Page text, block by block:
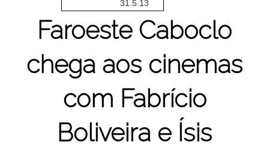
31.5.13
Faroeste Caboclo
chega aos cinemas
com Fabrício
Boliveira e Ísis